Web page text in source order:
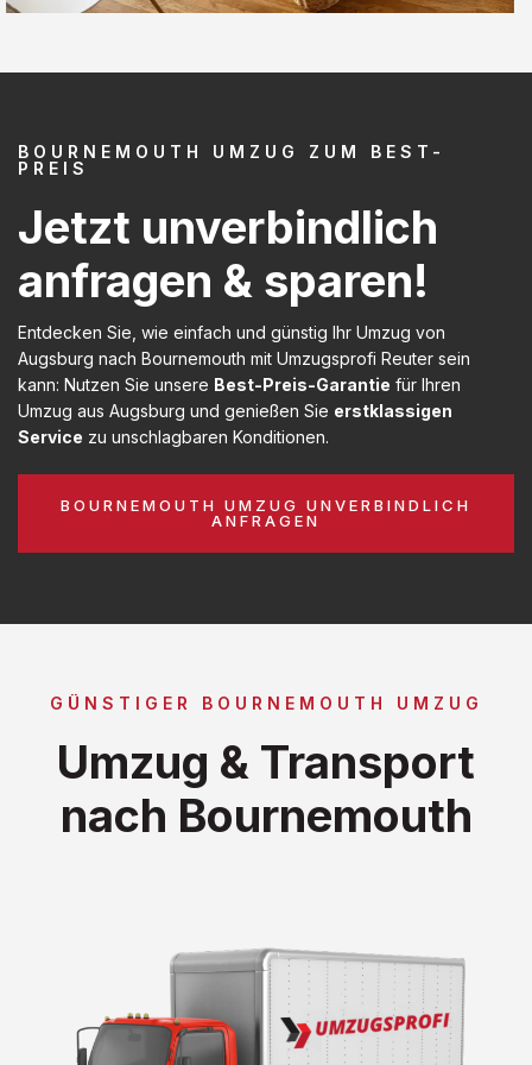
BOURNEMOUTH UMZUG ZUM BEST-
PREIS
Jetzt unverbindlich
anfragen & sparen!
Entdecken Sie, wie einfach und günstig Ihr Umzug von
Augsburg nach Bournemouth mit Umzugsprofi Reuter sein
kann: Nutzen Sie unsere Best-Preis-Garantie für Ihren
Umzug aus Augsburg und genießen Sie erstklassigen
Service zu unschlagbaren Konditionen.
BOURNEMOUTH UMZUG UNVERBINDLICH
ANFRAGEN
GÜNSTIGER BOURNEMOUTH UMZUG
Umzug & Transport
nach Bournemouth